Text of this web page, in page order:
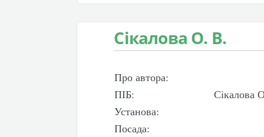
Сікалова О. В.
Про автора:
ПІБ:
Сікалова
Установа:
Посада: